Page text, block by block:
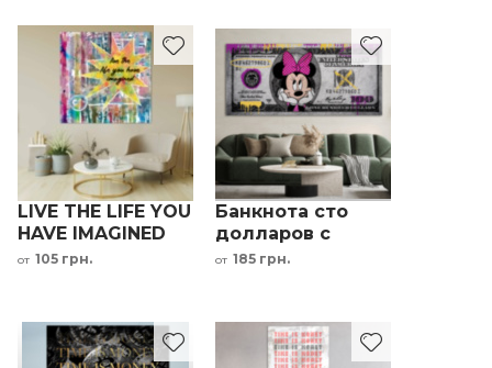
LIVE THE LIFE YOU
HAVE IMAGINED
мотивационная
от 105 грн.
Банкнота сто
долларов с
изображением
детскую
от 185 грн.